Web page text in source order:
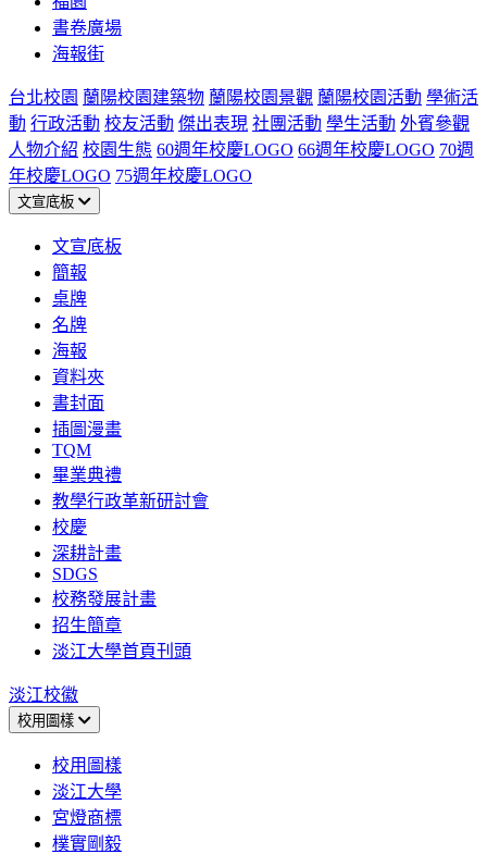
書卷廣場
海報街
台北校園 蘭陽校園建築物 蘭陽校園景觀 蘭陽校園活動 學術活
動 行政活動 校友活動 傑出表現 社團活動 學生活動 外賓參觀
人物介紹 校園生態 60週年校慶LOGO 66週年校慶LOGO 70週
年校慶LOGO 75週年校慶LOGO
文宣底板
文宣底板
簡報
桌牌
名牌
海報
資料夾
書封面
插圖漫畫
TQM
畢業典禮
教學行政革新研討會
校慶
深耕計畫
SDGS
校務發展計畫
招生簡章
淡江大學首頁刊頭
淡江校徽
校用圖樣
校用圖樣
淡江大學
宮燈商標
樸實剛毅